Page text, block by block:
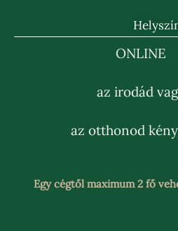
ONLINE
az irodád
az otthonod
Egy cégtől maximum 2 fő